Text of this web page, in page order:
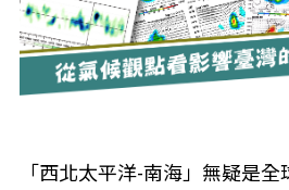
「西北太平洋-南海」無疑是